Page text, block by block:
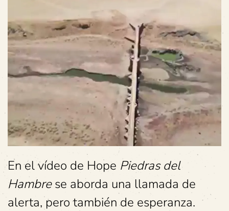
En el vídeo de Hope Piedras del
Hambrese aborda una llamada de
alerta, pero también de esperanza.